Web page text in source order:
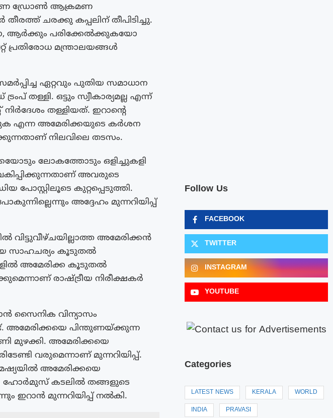
ഡ്രോൺ ആക്രമണ
ചരക്കു കപ്പലിന് തീപിടിച്ചു.
ആർക്കും പരിക്കേൽക്കുകയോ
പ്രതിരോധ മന്ത്രാലയങ്ങൾ
ഏറ്റവും പുതിയ സമാധാന
തള്ളി. ഒട്ടും സ്വീകാര്യമല്ല എന്ന്
നിർദേശം തള്ളിയത്. ഇറാന്‍റെ
എന്ന അമേരിക്കയുടെ കർശന
നിലവിലെ തടസം.
ലോകത്തോടും ഒളിച്ചുകളി
അവരുടെ
പോസ്റ്റിലൂടെ കുറ്റപ്പെടുത്തി.
അദ്ദേഹം മുന്നറിയിപ്പ്
അമേരിക്കൻ
സാഹചര്യം കൂടുതൽ
അമേരിക്ക കൂടുതൽ
രാഷ്ട്രീയ നിരീക്ഷകർ
സൈനിക വിന്യാസം
അമേരിക്കയെ പിന്തുണയ്ക്കുന്ന
മുഴക്കി. അമേരിക്കയെ
വരുമെന്നാണ് മുന്നറിയിപ്പ്.
അമേരിക്കയെ
ഹോർമുസ് കടലിൽ തങ്ങളുടെ
ഇറാൻ മുന്നറിയിപ്പ് നൽകി.
Follow Us
FACEBOOK
TWITTER
INSTAGRAM
YOUTUBE
Categories
LATEST NEWS KERALA WORLD
INDIA PRAVASI